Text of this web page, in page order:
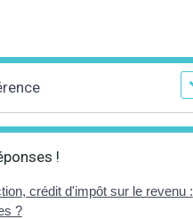
!
crédit d'impôt sur le revenu :
?